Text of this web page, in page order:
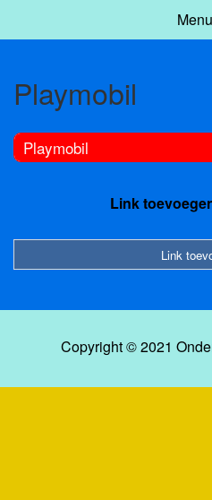
Playmobil
Playmobil
Link
Link
Copyright © 2021